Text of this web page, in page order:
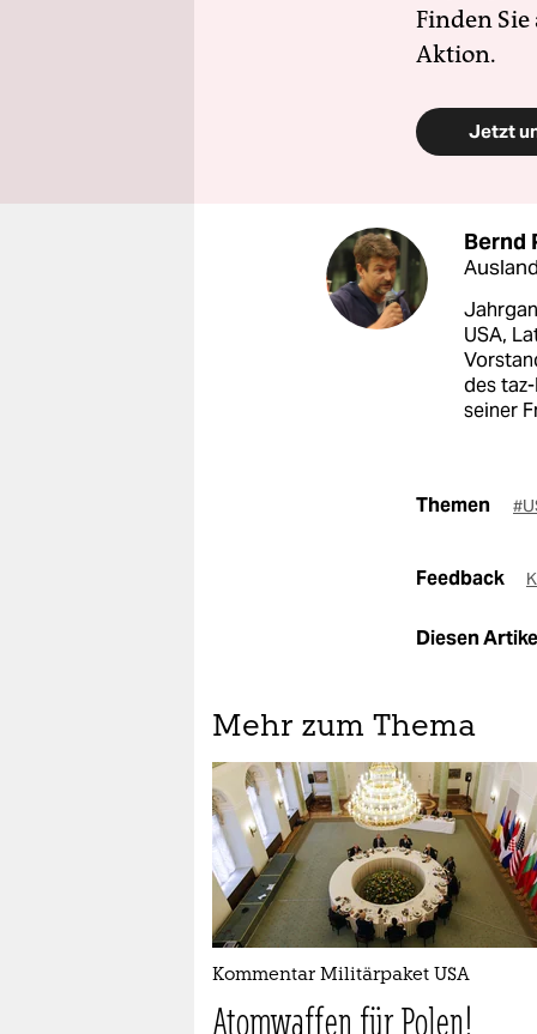
Finden
Aktion.
Jetzt
Bernd
USA,
des
seiner
Themen
Feedback
Diesen
Mehr zum Thema
Kommentar Militärpaket USA
Atomwaffen für Polen!